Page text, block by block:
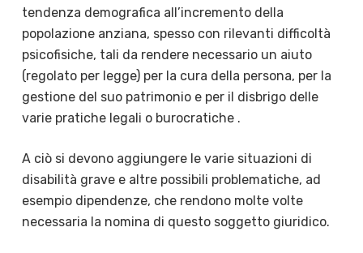
tendenza demografica all’incremento della
popolazione anziana, spesso con rilevanti difficoltà
psicofisiche, tali da rendere necessario un aiuto
(regolato per legge) per la cura della persona, per la
gestione del suo patrimonio e per il disbrigo delle
varie pratiche legali o burocratiche .
A ciò si devono aggiungere le varie situazioni di
disabilità grave e altre possibili problematiche, ad
esempio dipendenze, che rendono molte volte
necessaria la nomina di questo soggetto giuridico.